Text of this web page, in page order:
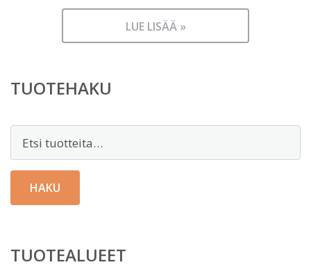
LUE LISÄÄ »
TUOTEHAKU
HAKU
TUOTEALUEET